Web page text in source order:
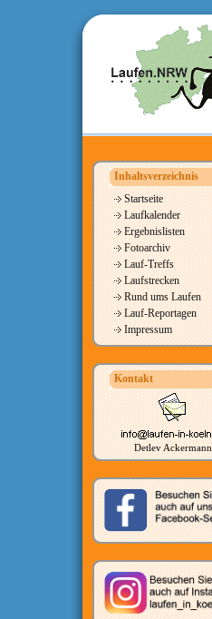
Inhaltsverzeichnis
Startseite
Laufkalender
Ergebnislisten
Fotoarchiv
Lauf-Treffs
Laufstrecken
Rund ums Laufen
Lauf-Reportagen
Impressum
Kontakt
Detlev Ackermann